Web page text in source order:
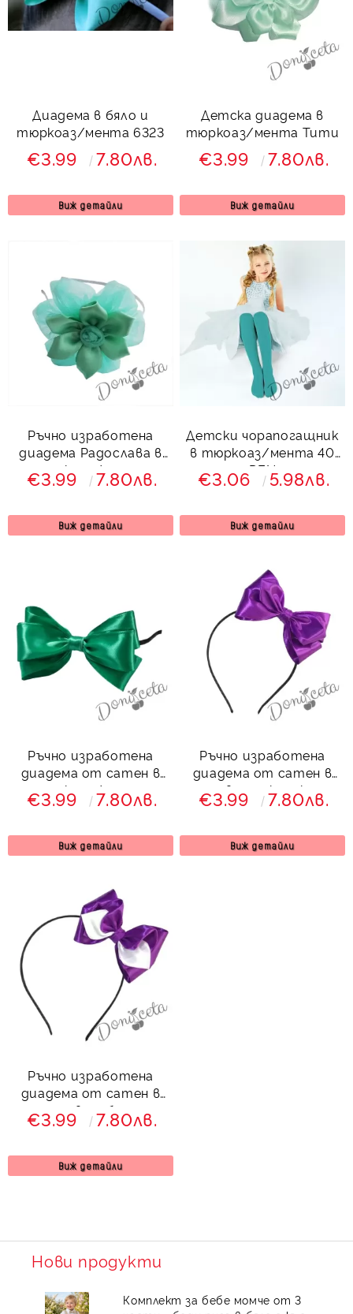
Диадема в бяло и
тюркоаз/мента 6323
€3.99 7.80лв.
Виж детайли
Детска диадема в
тюркоаз/мента Тити
€3.99 7.80лв.
Виж детайли
Ръчно изработена
диадема Радослава в
тюркоаз/мента
€3.99 7.80лв.
Виж детайли
Детски чорапогащник
в тюркоаз/мента 40
DEN
€3.06 5.98лв.
Виж детайли
Ръчно изработена
диадема от сатен в
тюркоаз/мента
€3.99 7.80лв.
Виж детайли
Ръчно изработена
диадема от сатен в
лилаво от колекция
Лилавина
€3.99 7.80лв.
Виж детайли
Ръчно изработена
диадема от сатен в
лилаво и бяло
€3.99 7.80лв.
Виж детайли
Нови продукти
Комплект за бебе момче от 3